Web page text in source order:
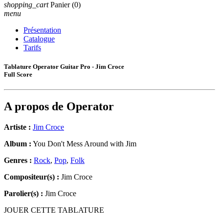
shopping_cart Panier (0)
menu
Présentation
Catalogue
Tarifs
Tablature Operator Guitar Pro - Jim Croce
Full Score
A propos de Operator
Artiste : Jim Croce
Album : You Don't Mess Around with Jim
Genres : Rock, Pop, Folk
Compositeur(s) : Jim Croce
Parolier(s) : Jim Croce
JOUER CETTE TABLATURE